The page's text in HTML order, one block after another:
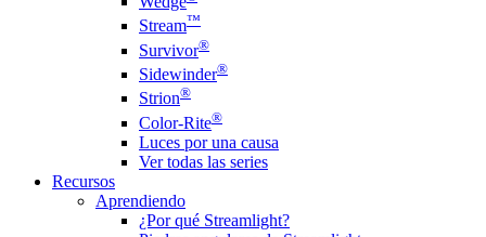
Stream™
Survivor®
Sidewinder®
Strion®
Color-Rite®
Luces por una causa
Ver todas las series
Recursos
Aprendiendo
¿Por qué Streamlight?